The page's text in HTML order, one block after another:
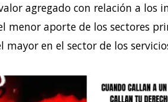
agregado con relación a los
menor aporte de los sectores
en el sector de los